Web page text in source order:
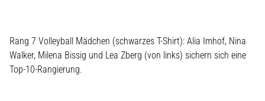
Rang 7 Volleyball Mädchen (schwarzes T-Shirt): Alia Imhof, Nina
Walker, Milena Bissig und Lea Zberg (von links) sichern sich eine
Top-10-Rangierung.